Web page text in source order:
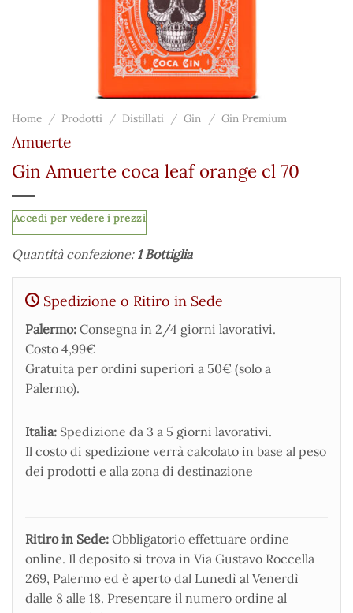
Home / Prodotti / Distillati / Gin / Gin Premium
Amuerte
Gin Amuerte coca leaf orange cl 70
Accedi per vedere i prezzi
Quantità confezione: 1 Bottiglia
Spedizione o Ritiro in Sede
Palermo: Consegna in 2/4 giorni lavorativi.
Costo 4,99€
Gratuita per ordini superiori a 50€ (solo a
Palermo).
Italia: Spedizione da 3 a 5 giorni lavorativi.
Il costo di spedizione verrà calcolato in base al peso
dei prodotti e alla zona di destinazione
Ritiro in Sede: Obbligatorio effettuare ordine
online. Il deposito si trova in Via Gustavo Roccella
269, Palermo ed è aperto dal Lunedì al Venerdì
dalle 8 alle 18. Presentare il numero ordine al